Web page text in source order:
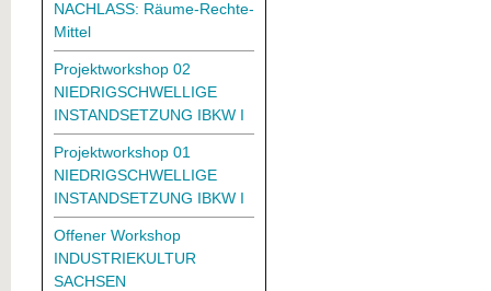
NACHLASS: Räume-Rechte-
Mittel
Projektworkshop 02
NIEDRIGSCHWELLIGE
INSTANDSETZUNG IBKW I
Projektworkshop 01
NIEDRIGSCHWELLIGE
INSTANDSETZUNG IBKW I
Offener Workshop
INDUSTRIEKULTUR
SACHSEN